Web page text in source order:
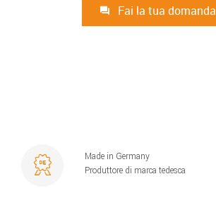
Fai la tua domanda
Made in Germany
Produttore di marca tedesca